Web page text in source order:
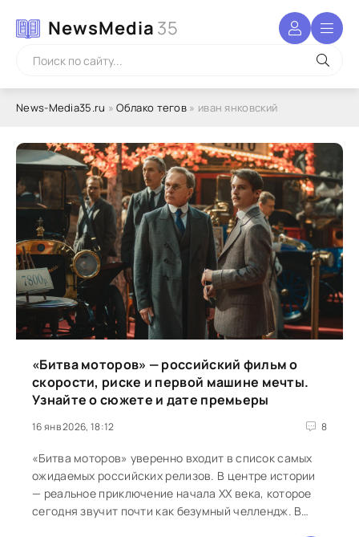
NewsMedia 35
News-Media35.ru »Облако тегов » иван янковский
«Битва моторов» — российский фильм о
скорости, риске и первой машине мечты.
Узнайте о сюжете и дате премьеры
16 янв 2026, 18:12 8
«Битва моторов» уверенно входит в список самых
ожидаемых российских релизов. В центре истории
— реальное приключение начала XX века, которое
сегодня звучит почти как безумный челлендж. В